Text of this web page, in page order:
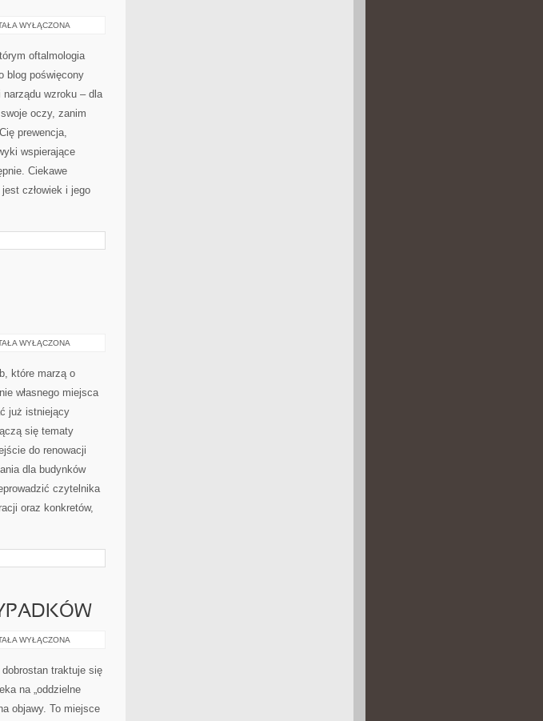
WYŁĄCZONA
oftalmologia
blog poświęcony
wzroku – dla
oczy, zanim
prewencja,
wspierające
Ciekawe
człowiek i jego
WYŁĄCZONA
które marzą o
własnego miejsca
już istniejący
się tematy
do renowacji
dla budynków
czytelnika
oraz konkretów,
WYŁĄCZONA
traktuje się
na „oddzielne
objawy. To miejsce